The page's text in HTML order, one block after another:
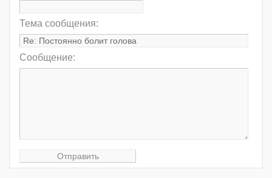
Тема сообщения:
Сообщение: